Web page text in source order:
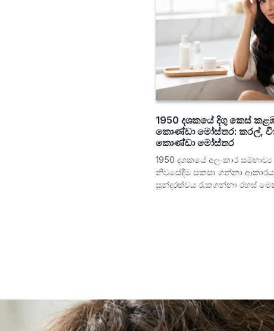
1950 දශකයේ දිගු කෙස්
කොණ්ඩා මෝස්තර: කරල්,
කොණ්ඩා මෝස්තර
1950 දශකයේ අලංකාර
නිවසේදීම සකසා ගන්නා
සුන්දරත්වය රැකගන්නා රහස්